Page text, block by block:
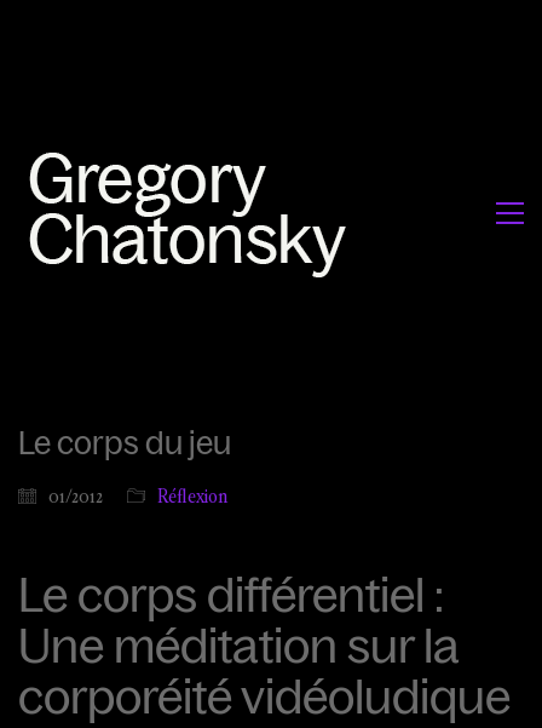
Le corps du jeu
01/2012 Réflexion
Le corps différentiel :
Une méditation sur la
corporéité vidéoludique